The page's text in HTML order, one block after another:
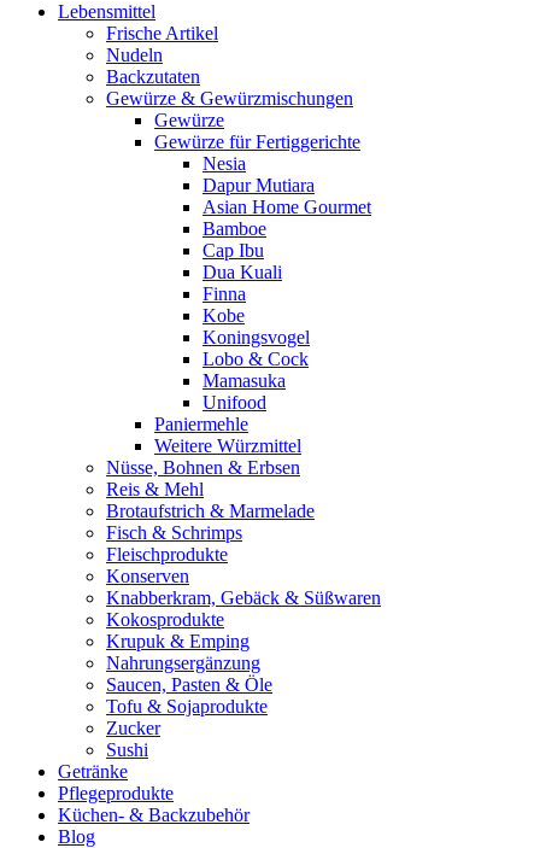
Lebensmittel
Frische Artikel
Nudeln
Backzutaten
Gewürze & Gewürzmischungen
Gewürze
Gewürze für Fertiggerichte
Nesia
Dapur Mutiara
Asian Home Gourmet
Bamboe
Cap Ibu
Dua Kuali
Finna
Kobe
Koningsvogel
Lobo & Cock
Mamasuka
Unifood
Paniermehle
Weitere Würzmittel
Nüsse, Bohnen & Erbsen
Reis & Mehl
Brotaufstrich & Marmelade
Fisch & Schrimps
Fleischprodukte
Konserven
Knabberkram, Gebäck & Süßwaren
Kokosprodukte
Krupuk & Emping
Nahrungsergänzung
Saucen, Pasten & Öle
Tofu & Sojaprodukte
Zucker
Sushi
Getränke
Pflegeprodukte
Küchen- & Backzubehör
Blog